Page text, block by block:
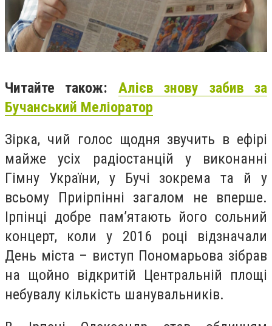
Читайте також: Алієв знову забив за
Бучанський Меліоратор
Зірка, чий голос щодня звучить в ефірі
майже усіх радіостанцій у виконанні
Гімну України, у Бучі зокрема та й у
всьому Приірпінні загалом не вперше.
Ірпінці добре пам’ятають його сольний
концерт, коли у 2016 році відзначали
День міста – виступ Пономарьова зібрав
на щойно відкритій Центральній площі
небувалу кількість шанувальників.